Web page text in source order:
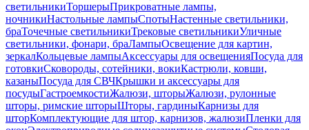
светильникиТоршерыПрикроватные лампы,
ночникиНастольные лампыСпотыНастенные светильники,
браТочечные светильникиТрековые светильникиУличные
светильники, фонари, браЛампыОсвещение для картин,
зеркалКольцевые лампыАксессуары для освещенияПосуда для
готовкиСковороды, сотейники, вокиКастрюли, ковши,
казаныПосуда для СВЧКрышки и аксессуары для
посудыГастроемкостиЖалюзи, шторыЖалюзи, рулонные
шторы, римские шторыШторы, гардиныКарнизы для
шторКомплектующие для штор, карнизов, жалюзиПленки для